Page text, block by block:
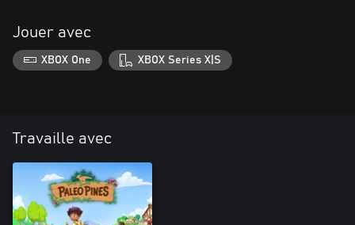
Jouer avec
XBOX One XBOX Series X|S
Travaille avec